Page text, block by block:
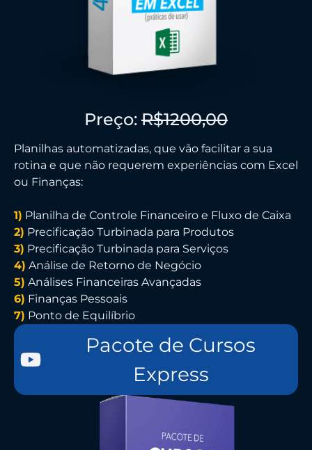
Preço: R$1200,00
Planilhas automatizadas, que vão facilitar a sua
rotina e que não requerem experiências com Excel
ou Finanças:
1) Planilha de Controle Financeiro e Fluxo de Caixa
2) Precificação Turbinada para Produtos
3) Precificação Turbinada para Serviços
4) Análise de Retorno de Negócio
5) Análises Financeiras Avançadas
6) Finanças Pessoais
7) Ponto de Equilíbrio
Pacote de Cursos
Express